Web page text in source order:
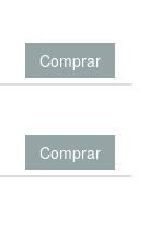
Comprar
Comprar